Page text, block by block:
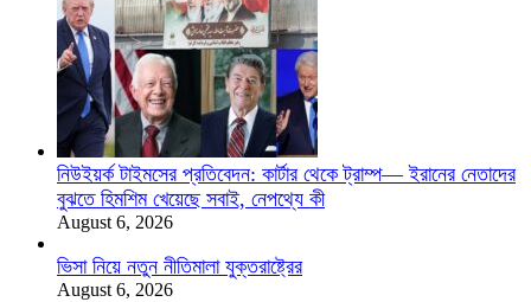
নিউইয়র্ক টাইমসের প্রতিবেদন: কার্টার থেকে ট্রাম্প— ইরানের নেতাদের
বুঝতে হিমশিম খেয়েছে সবাই, নেপথ্যে কী
August 6, 2026
ভিসা নিয়ে নতুন নীতিমালা যুক্তরাষ্ট্রের
August 6, 2026